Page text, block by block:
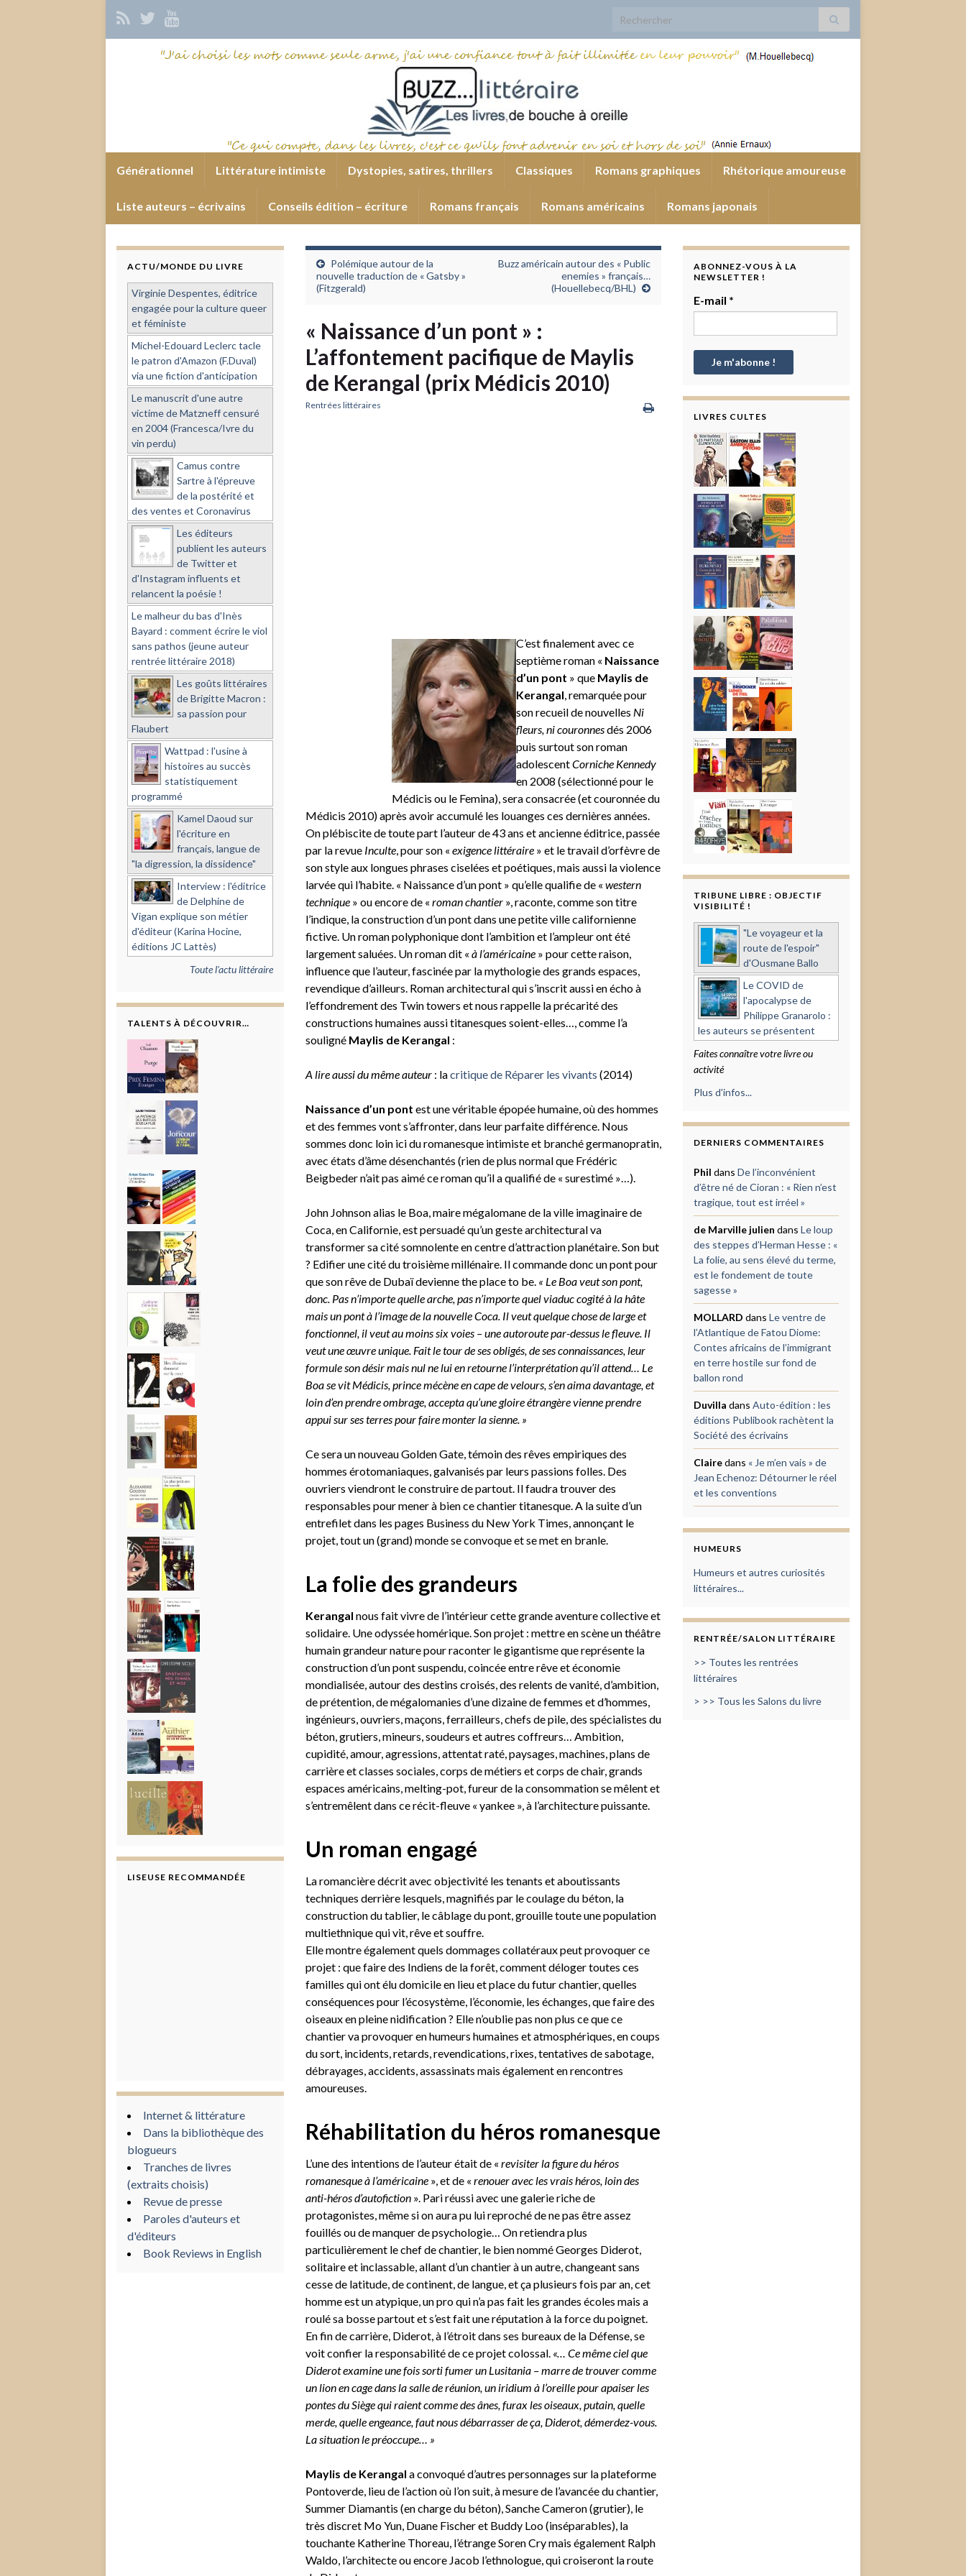
Search for:
Générationnel Littérature intimiste Dystopies, satires, thrillers Classiques Romans graphiques Rhétorique amoureuse
Liste auteurs – écrivains Conseils édition – écriture Romans français Romans américains Romans japonais
Polémique autour de la
nouvelle traduction de « Gatsby »
(Fitzgerald)
Buzz américain autour des « Public
enemies » français…
(Houellebecq/BHL)
« Naissance d’un pont » :
L’affontement pacifique de Maylis
de Kerangal (prix Médicis 2010)
Rentrées littéraires
C’est finalement avec ce
septième roman « Naissance
d’un pont » que Maylis de
Kerangal, remarquée pour
son recueil de nouvelles Ni
fleurs, ni couronnesdés 2006
puis surtout son roman
adolescentCorniche Kennedy
en 2008 (sélectionné pour le
Médicis ou le Femina), sera consacrée (et couronnée du
Médicis 2010) après avoir accumulé les louanges ces dernières années.
On plébiscite de toute part l’auteur de 43 ans et ancienne éditrice, passée
par la revue Inculte, pour son « exigence littéraire» et le travail d’orfèvre de
son style aux longues phrases ciselées et poétiques, mais aussi la violence
larvée qui l’habite. « Naissance d’un pont » qu’elle qualifie de « western
technique» ou encore de « roman chantier», raconte, comme son titre
l’indique, la construction d’un pont dans une petite ville californienne
fictive. Un roman polyphonique dont l’ambition et l’ampleur ont été
largement saluées. Un roman dit « à l’américaine» pour cette raison,
influence que l’auteur, fascinée par la mythologie des grands espaces,
revendique d’ailleurs. Roman architectural qui s’inscrit aussi en écho à
l’effondrement des Twin towers et nous rappelle la précarité des
constructions humaines aussi titanesques soient-elles…, comme l’a
souligné Maylis de Kerangal :
A lire aussi du même auteur: lacritique de Réparer les vivants (2014)
Naissance d’un pont est une véritable épopée humaine, où des hommes
et des femmes vont s’affronter, dans leur parfaite différence. Nous
sommes donc loin ici du romanesque intimiste et branché germanopratin,
avec états d’âme désenchantés (rien de plus normal que Frédéric
Beigbeder n’ait pas aimé ce roman qu’il a qualifié de « surestimé »…).
John Johnson alias le Boa, maire mégalomane de la ville imaginaire de
Coca, en Californie, est persuadé qu’un geste architectural va
transformer sa cité somnolente en centre d’attraction planétaire. Son but
? Edifier une cité du troisième millénaire. Il commande donc un pont pour
que son rêve de Dubaï devienne the place to be. « Le Boa veut son pont,
donc. Pas n’importe quelle arche, pas n’importe quel viaduc cogité à la hâte
mais un pont à l’image de la nouvelle Coca. Il veut quelque chose de large et
fonctionnel, il veut au moins six voies – une autoroute par-dessus le fleuve. Il
veut une œuvre unique. Fait le tour de ses obligés, de ses connaissances, leur
formule son désir mais nul ne lui en retourne l’interprétation qu’il attend… Le
Boa se vit Médicis, prince mécène en cape de velours, s’en aima davantage, et
loin d’en prendre ombrage, accepta qu’une gloire étrangère vienne prendre
appui sur ses terres pour faire monter la sienne. »
Ce sera un nouveau Golden Gate, témoin des rêves empiriques des
hommes érotomaniaques, galvanisés par leurs passions folles. Des
ouvriers viendront le construire de partout. Il faudra trouver des
responsables pour mener à bien ce chantier titanesque. A la suite d’un
entrefilet dans les pages Business du New York Times, annonçant le
projet, tout un (grand) monde se convoque et se met en branle.
La folie des grandeurs
Kerangal nous fait vivre de l’intérieur cette grande aventure collective et
solidaire. Une odyssée homérique. Son projet : mettre en scène un théâtre
humain grandeur nature pour raconter le gigantisme que représente la
construction d’un pont suspendu, coincée entre rêve et économie
mondialisée, autour des destins croisés, des relents de vanité, d’ambition,
de prétention, de mégalomanies d’une dizaine de femmes et d’hommes,
ingénieurs, ouvriers, maçons, ferrailleurs, chefs de pile, des spécialistes du
béton, grutiers, mineurs, soudeurs et autres coffreurs… Ambition,
cupidité, amour, agressions, attentat raté, paysages, machines, plans de
carrière et classes sociales, corps de métiers et corps de chair, grands
espaces américains, melting-pot, fureur de la consommation se mêlent et
s’entremêlent dans ce récit-fleuve « yankee », à l’architecture puissante.
Un roman engagé
La romancière décrit avec objectivité les tenants et aboutissants
techniques derrière lesquels, magnifiés par le coulage du béton, la
construction du tablier, le câblage du pont, grouille toute une population
multiethnique qui vit, rêve et souffre.
Elle montre également quels dommages collatéraux peut provoquer ce
projet : que faire des Indiens de la forêt, comment déloger toutes ces
familles qui ont élu domicile en lieu et place du futur chantier, quelles
conséquences pour l’écosystème, l’économie, les échanges, que faire des
oiseaux en pleine nidification ? Elle n’oublie pas non plus ce que ce
chantier va provoquer en humeurs humaines et atmosphériques, en coups
du sort, incidents, retards, revendications, rixes, tentatives de sabotage,
débrayages, accidents, assassinats mais également en rencontres
amoureuses.
Réhabilitation du héros romanesque
L’une des intentions de l’auteur était de « revisiter la figure du héros
romanesque à l’américaine», et de « renouer avec les vrais héros, loin des
anti-héros d’autofiction». Pari réussi avec une galerie riche de
protagonistes, même si on aura pu lui reproché de ne pas être assez
fouillés ou de manquer de psychologie… On retiendra plus
particulièrement le chef de chantier, le bien nommé Georges Diderot,
solitaire et inclassable, allant d’un chantier à un autre, changeant sans
cesse de latitude, de continent, de langue, et ça plusieurs fois par an, cet
homme est un atypique, un pro qui n’a pas fait les grandes écoles mais a
roulé sa bosse partout et s’est fait une réputation à la force du poignet.
En fin de carrière, Diderot, à l’étroit dans ses bureaux de la Défense, se
voit confier la responsabilité de ce projet colossal. «… Ce même ciel que
Diderot examine une fois sorti fumer un Lusitania – marre de trouver comme
un lion en cage dans la salle de réunion, un iridium à l’oreille pour apaiser les
pontes du Siège qui raient comme des ânes, furax les oiseaux, putain, quelle
merde, quelle engeance, faut nous débarrasser de ça, Diderot, démerdez-vous.
La situation le préoccupe… »
Maylis de Kerangal a convoqué d’autres personnages sur la plateforme
Pontoverde, lieu de l’action où l’on suit, à mesure de l’avancée du chantier,
Summer Diamantis (en charge du béton), Sanche Cameron (grutier), le
très discret Mo Yun, Duane Fischer et Buddy Loo (inséparables), la
touchante Katherine Thoreau, l’étrange Soren Cry mais également Ralph
Waldo, l’architecte ou encore Jacob l’ethnologue, qui croiseront la route
ACTU/MONDE DU LIVRE
Virginie Despentes, éditrice
engagée pour la culture queer
et féministe
Michel-Edouard Leclerc tacle
le patron d'Amazon (F.Duval)
via une fiction d'anticipation
Le manuscrit d'une autre
victime de Matzneff censuré
en 2004 (Francesca/Ivre du
vin perdu)
Camus contre
Sartre à l'épreuve
de la postérité et
des ventes et Coronavirus
Les éditeurs
publient les auteurs
de Twitter et
d'Instagram influents et
relancent la poésie !
Le malheur du bas d'Inès
Bayard : comment écrire le viol
sans pathos (jeune auteur
rentrée littéraire 2018)
Les goûts littéraires
de Brigitte Macron :
sa passion pour
Flaubert
Wattpad : l'usine à
histoires au succès
statistiquement
programmé
Kamel Daoud sur
l'écriture en
français, langue de
"la digression, la dissidence"
Interview : l'éditrice
de Delphine de
Vigan explique son métier
d'éditeur (Karina Hocine,
éditions JC Lattès)
Toute l'actu littéraire
TALENTS À DÉCOUVRIR…
LISEUSE RECOMMANDÉE
Internet & littérature
Dans la bibliothèque des
blogueurs
Tranches de livres
(extraits choisis)
Revue de presse
Paroles d'auteurs et
d'éditeurs
Book Reviews in English
ABONNEZ-VOUS À LA
NEWSLETTER !
E-mail *
LIVRES CULTES
TRIBUNE LIBRE : OBJECTIF
VISIBILITÉ !
"Le voyageur et la
route de l'espoir"
d'Ousmane Ballo
Le COVID de
l'apocalypse de
Philippe Granarolo :
les auteurs se présentent
Faites connaître votre livre ou
activité
Plus d'infos...
DERNIERS COMMENTAIRES
Phil dans De l’inconvénient
d’être né de Cioran : « Rien n’est
tragique, tout est irréel »
de Marville julien dans Le loup
des steppes d’Herman Hesse : «
La folie, au sens élevé du terme,
est le fondement de toute
sagesse »
MOLLARD dans Le ventre de
l’Atlantique de Fatou Diome:
Contes africains de l’immigrant
en terre hostile sur fond de
ballon rond
Duvilla dans Auto-édition : les
éditions Publibook rachètent la
Société des écrivains
Clairedans « Je m’en vais » de
Jean Echenoz: Détourner le réel
et les conventions
HUMEURS
Humeurs et autres curiosités
littéraires...
RENTRÉE/SALON LITTÉRAIRE
>> Toutes les rentrées
littéraires
> >> Tous les Salons du livre